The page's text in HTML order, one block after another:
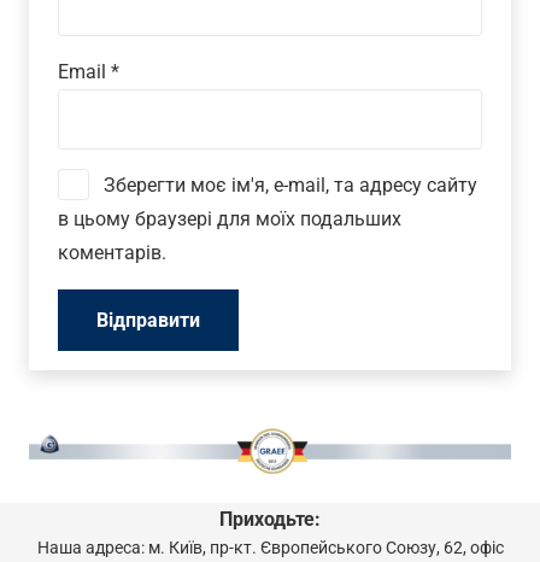
Email *
Зберегти моє ім'я, e-mail, та адресу сайту
в цьому браузері для моїх подальших
коментарів.
Приходьте:
Наша адреса: м. Київ, пр-кт. Європейського Союзу, 62, офіс